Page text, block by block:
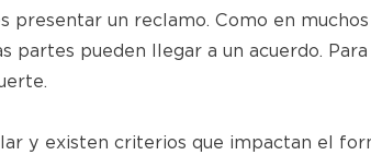
un reclamo. Como en
partes pueden llegar a un acuerdo.
y existen criterios que impactan el